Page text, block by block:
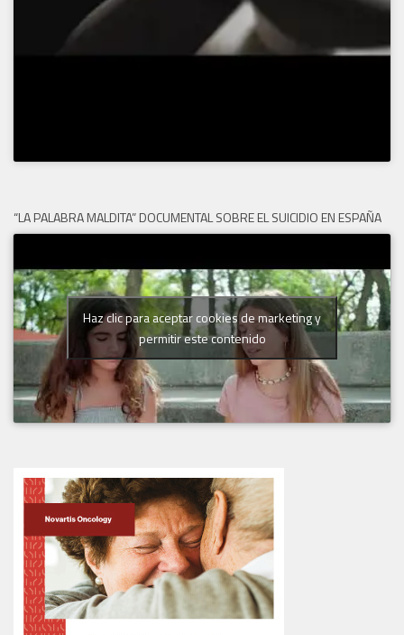
“LA PALABRA MALDITA” DOCUMENTAL SOBRE EL SUICIDIO EN ESPAÑA
Haz clic para aceptar cookies de marketing y
permitir este contenido